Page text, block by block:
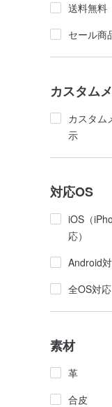
送料無料
セール商
カスタム
カスタム
示
対応OS
iOS（
応）
Android
全OS対応
素材
革
合皮